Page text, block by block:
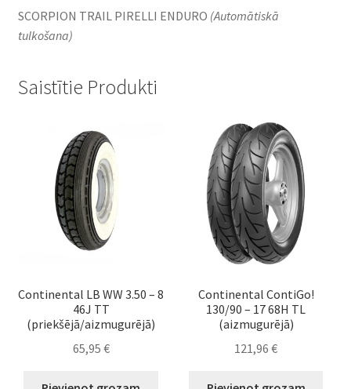
SCORPION TRAIL PIRELLI ENDURO (Automātiskā
tulkošana)
Saistītie Produkti
Continental LB WW 3.50 – 8
46J TT
(priekšējā/aizmugurējā)
65,95 €
Continental ContiGo!
130/90 – 17 68H TL
(aizmugurējā)
121,96€